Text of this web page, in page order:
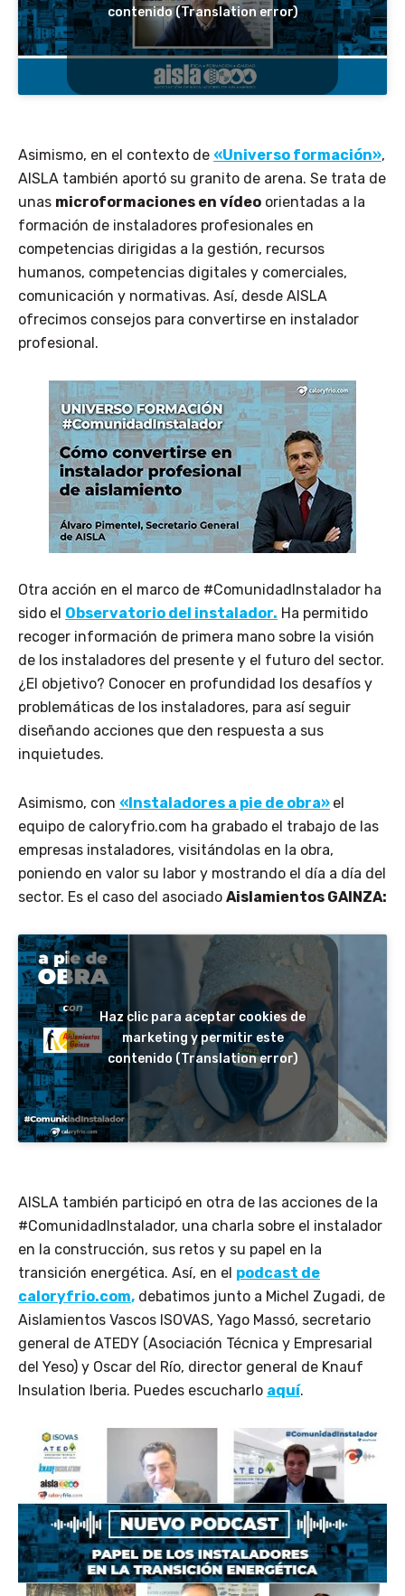
contenido (Translation error)
Asimismo, en el contexto de «Universo formación»,
AISLA también aportó su granito de arena. Se trata de
unas microformaciones en vídeo orientadas a la
formación de instaladores profesionales en
competencias dirigidas a la gestión, recursos
humanos, competencias digitales y comerciales,
comunicación y normativas. Así, desde AISLA
ofrecimos consejos para convertirse en instalador
profesional.
Otra acción en el marco de #ComunidadInstalador ha
sido el Observatorio del instalador. Ha permitido
recoger información de primera mano sobre la visión
de los instaladores del presente y el futuro del sector.
¿El objetivo? Conocer en profundidad los desafíos y
problemáticas de los instaladores, para así seguir
diseñando acciones que den respuesta a sus
inquietudes.
Asimismo, con «Instaladores a pie de obra» el
equipo de caloryfrio.com ha grabado el trabajo de las
empresas instaladores, visitándolas en la obra,
poniendo en valor su labor y mostrando el día a día del
sector. Es el caso del asociado Aislamientos GAINZA:
Haz clic para aceptar cookies de
marketing y permitir este
contenido (Translation error)
AISLA también participó en otra de las acciones de la
#ComunidadInstalador, una charla sobre el instalador
en la construcción, sus retos y su papel en la
transición energética. Así, en el podcast de
caloryfrio.com, debatimos junto a Michel Zugadi, de
Aislamientos Vascos ISOVAS, Yago Massó, secretario
general de ATEDY (Asociación Técnica y Empresarial
del Yeso) y Oscar del Río, director general de Knauf
Insulation Iberia. Puedes escucharlo aquí.